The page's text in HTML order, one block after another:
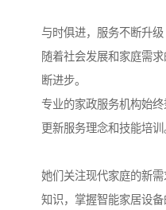
与时俱进，服务不断升级
随着社会发展和家庭需
断进步。
专业的家政服务机构始
更新服务理念和技能培训
她们关注现代家庭的新
知识，掌握智能家居设